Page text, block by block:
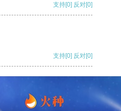
支持[0] 反对[0]
支持[0] 反对[0]
支持